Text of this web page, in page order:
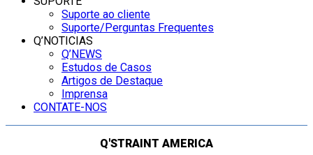
Suporte ao cliente
Suporte/Perguntas Frequentes
Q’NOTICIAS
Q’NEWS
Estudos de Casos
Artigos de Destaque
Imprensa
CONTATE-NOS
Q'STRAINT AMERICA